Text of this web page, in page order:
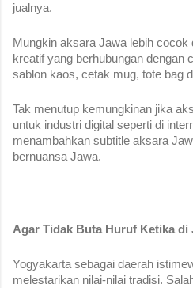
jualnya.
Mungkin aksara Jawa lebih cocok
kreatif yang berhubungan dengan
sablon kaos, cetak mug, tote bag
Tak menutup kemungkinan jika
untuk industri digital seperti di
menambahkan subtitle aksara
bernuansa Jawa.
Agar Tidak Buta Huruf Ketika di
Yogyakarta sebagai daerah
melestarikan nilai-nilai tradisi.